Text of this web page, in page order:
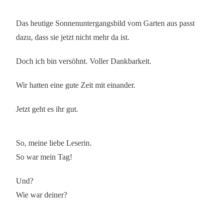
Das heutige Sonnenuntergangsbild vom Garten aus passt
dazu, dass sie jetzt nicht mehr da ist.
Doch ich bin versöhnt. Voller Dankbarkeit.
Wir hatten eine gute Zeit mit einander.
Jetzt geht es ihr gut.
So, meine liebe Leserin.
So war mein Tag!
Und?
Wie war deiner?